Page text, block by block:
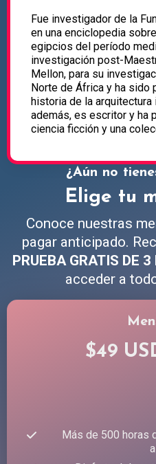
Fue investigador de la
en una enciclopedia
egipcios del período
investigación post-
Mellon, para su
Norte de África y ha
historia de la
además, es escritor y ha
ciencia ficción y una
¿Aún no
Elige tu
Conoce nuestras
pagar anticipado.
PRUEBA GRATIS DE 3
acceder a
$49
Más de 500 horas